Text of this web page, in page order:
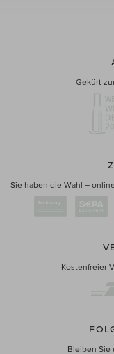
Gekürt
Sie haben die Wahl –
Kostenfreier
Bleiben Sie